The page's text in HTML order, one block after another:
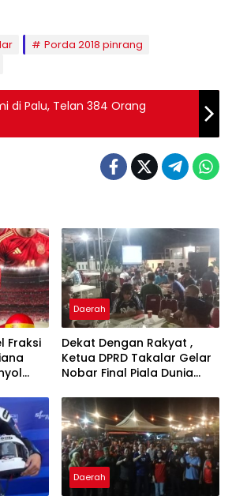
Porda 2018 pinrang
di Palu, Telan 384 Orang
Fraksi
Daerah
Dekat Dengan Rakyat ,
Ketua DPRD Takalar Gelar
Nobar Final Piala Dunia
Pendukung Argentina Dan
Spanyol
Daerah